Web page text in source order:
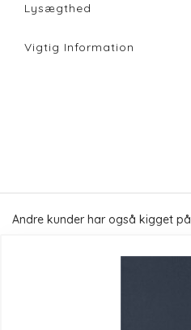
Lysægthed
Vigtig Information
Andre kunder har også kigget på